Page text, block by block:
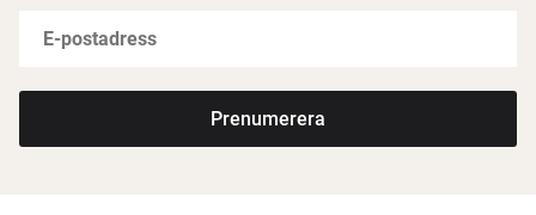
Prenumerera